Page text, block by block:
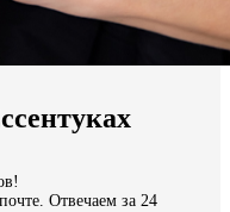
Отвечаем за 24